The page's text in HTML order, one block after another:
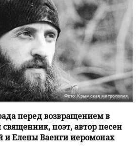
Фото: Крымская митрополия
перед возвращением в
поэт, автор песен
Елены Ваенги иеромонах